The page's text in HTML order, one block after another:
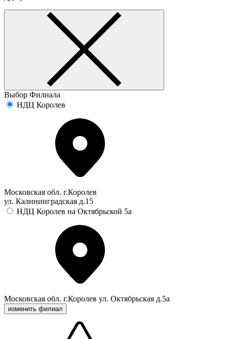
Выбор Филиала
НДЦ Королев
Московская обл. г.Королев
ул. Калининградская д.15
НДЦ Королев на Октябрьской 5а
Московская обл. г.Королев ул. Октябрьская д.5а
изменить филиал